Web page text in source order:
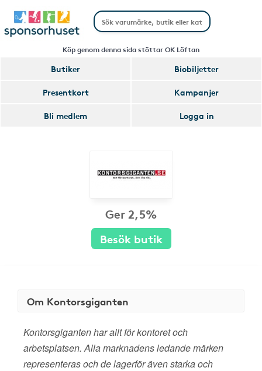
Köp genom denna sida stöttar OK Löftan
Butiker
Biobiljetter
Presentkort
Kampanjer
Bli medlem
Logga in
Ger 2,5%
Besök butik
Om Kontorsgiganten
Kontorsgiganten har allt för kontoret och
arbetsplatsen. Alla marknadens ledande märken
representeras och de lagerför även starka och